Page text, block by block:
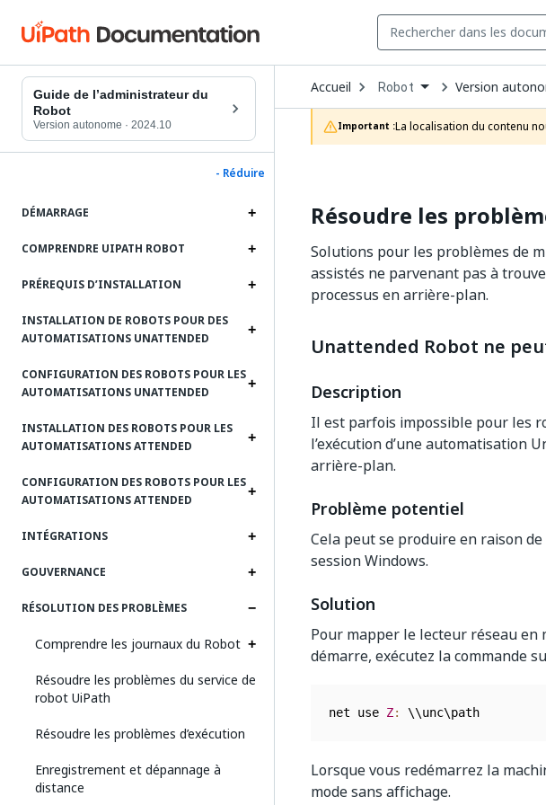
Guide de l’administrateur du
Robot
Version autonome · 2024.10
- Réduire
DÉMARRAGE
COMPRENDRE UIPATH ROBOT
PRÉREQUIS D’INSTALLATION
INSTALLATION DE ROBOTS POUR DES
AUTOMATISATIONS UNATTENDED
CONFIGURATION DES ROBOTS POUR LES
AUTOMATISATIONS UNATTENDED
INSTALLATION DES ROBOTS POUR LES
AUTOMATISATIONS ATTENDED
CONFIGURATION DES ROBOTS POUR LES
AUTOMATISATIONS ATTENDED
INTÉGRATIONS
GOUVERNANCE
RÉSOLUTION DES PROBLÈMES
Comprendre les journaux du Robot
Résoudre les problèmes du service de
robot UiPath
Résoudre les problèmes d’exécution
Enregistrement et dépannage à
distance
Accueil Open
Dropdown
to
choose
product
Robot Version
Important :La localisation du contenu
Résoudre les
Solutions pour les problèmes de
assistés ne parvenant pas à
processus en arrière-plan.
Unattended Robot ne
Description
Il est parfois impossible pour les
l’exécution d’une automatisation
arrière-plan.
Problème potentiel
Cela peut se produire en raison
session Windows.
Solution
Pour mapper le lecteur réseau en
démarre, exécutez la commande
net use Z:
Lorsque vous redémarrez la
mode sans affichage.